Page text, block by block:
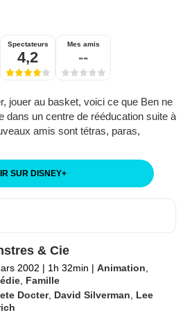
Spectateurs
4,2
Mes amis
--
jouer au basket, voici ce que Ben ne
dans un centre de rééducation suite à
amis sont tétras, paras,
SUR DISNEY+
& Cie
2002 | 1h 32min | Animation
Famille
Docter, David Silverman
Lee